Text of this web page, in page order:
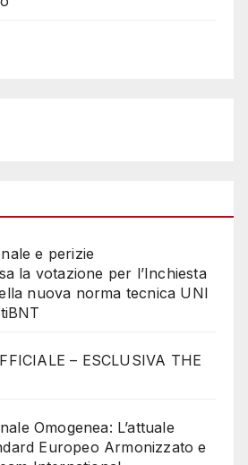
e perizie
la votazione per l’Inchiesta
nuova norma tecnica UNI
– ESCLUSIVA THE
Omogenea: L’attuale
Europeo Armonizzato e